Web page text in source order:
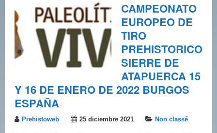
CAMPEONATO
EUROPEO DE
TIRO
PREHISTORICO
SIERRE DE
ATAPUERCA 15
Y 16 DE ENERO DE 2022 BURGOS
ESPAÑA
Prehistoweb 25 diciembre 2021 Non classé